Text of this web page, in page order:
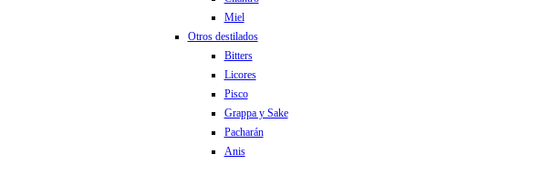
Miel
Otros destilados
Bitters
Licores
Pisco
Grappa y Sake
Pacharán
Anis